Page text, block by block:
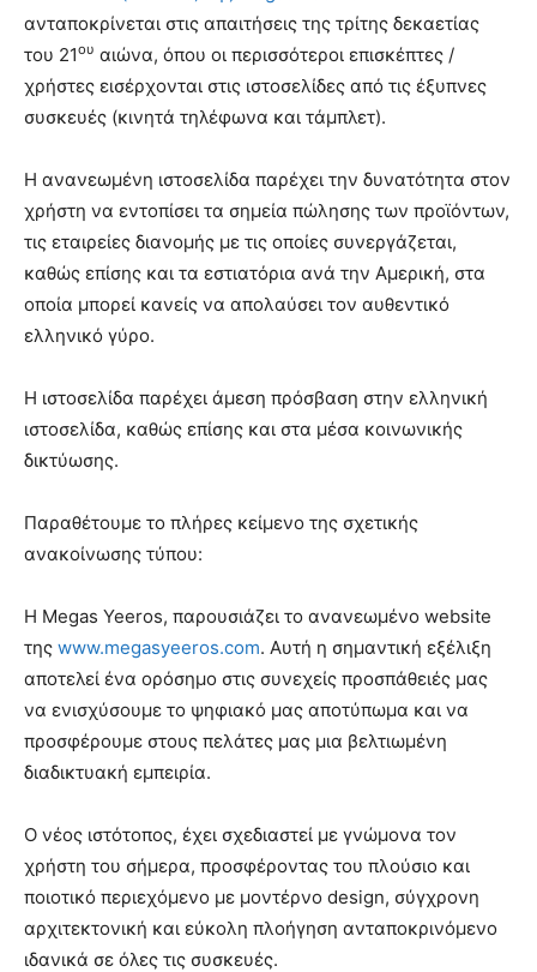
ανταποκρίνεται στις απαιτήσεις της τρίτης δεκαετίας
του 21ου αιώνα, όπου οι περισσότεροι επισκέπτες /
χρήστες εισέρχονται στις ιστοσελίδες από τις έξυπνες
συσκευές (κινητά τηλέφωνα και τάμπλετ).
Η ανανεωμένη ιστοσελίδα παρέχει την δυνατότητα στον
χρήστη να εντοπίσει τα σημεία πώλησης των προϊόντων,
τις εταιρείες διανομής με τις οποίες συνεργάζεται,
καθώς επίσης και τα εστιατόρια ανά την Αμερική, στα
οποία μπορεί κανείς να απολαύσει τον αυθεντικό
ελληνικό γύρο.
Η ιστοσελίδα παρέχει άμεση πρόσβαση στην ελληνική
ιστοσελίδα, καθώς επίσης και στα μέσα κοινωνικής
δικτύωσης.
Παραθέτουμε το πλήρες κείμενο της σχετικής
ανακοίνωσης τύπου:
Η Megas Yeeros, παρουσιάζει το ανανεωμένο website
της www.megasyeeros.com. Αυτή η σημαντική εξέλιξη
αποτελεί ένα ορόσημο στις συνεχείς προσπάθειές μας
να ενισχύσουμε το ψηφιακό μας αποτύπωμα και να
προσφέρουμε στους πελάτες μας μια βελτιωμένη
διαδικτυακή εμπειρία.
Ο νέος ιστότοπος, έχει σχεδιαστεί με γνώμονα τον
χρήστη του σήμερα, προσφέροντας του πλούσιο και
ποιοτικό περιεχόμενο με μοντέρνο design, σύγχρονη
αρχιτεκτονική και εύκολη πλοήγηση ανταποκρινόμενο
ιδανικά σε όλες τις συσκευές.